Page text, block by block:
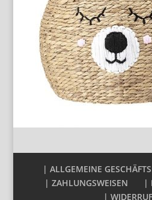
| ALLGEMEINE
| ZAHLUNGSWEISEN
|
| WIDERRUF